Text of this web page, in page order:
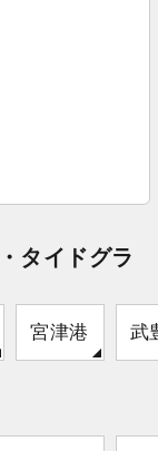
タイドグラ
宮津港 武